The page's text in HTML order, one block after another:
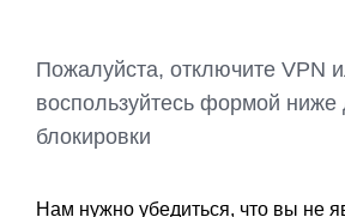
Пожалуйста, отключите VPN
воспользуйтесь формой ниже
блокировки
Нам нужно убедиться, что вы не